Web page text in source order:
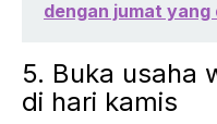
dengan jumat
5. Buka usaha
di hari kamis